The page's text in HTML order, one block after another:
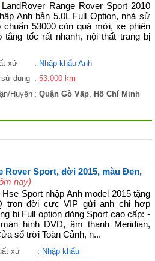
Range Rover Sport 2010
Anh bản 5.0L Full Option, nhà sử
chuẩn 53000 còn quá mới, xe phiên
tắng tốc rất nhanh, nội thất trang bị
xứ : Nhập khẩu Anh
dụng : 53.000 km
Huyện : Quận Gò Vấp, Hồ Chí Minh
Rover Sport, đời 2015, màu Đen,
nay)
Sport nhập Anh model 2015 tặng
trọn đời cực VIP gửi anh chị hợp
bị Full option dòng Sport cao cấp: -
hình DVD, âm thanh Meridian,
sổ trời Toàn Cảnh, n...
xứ : Nhập khẩu